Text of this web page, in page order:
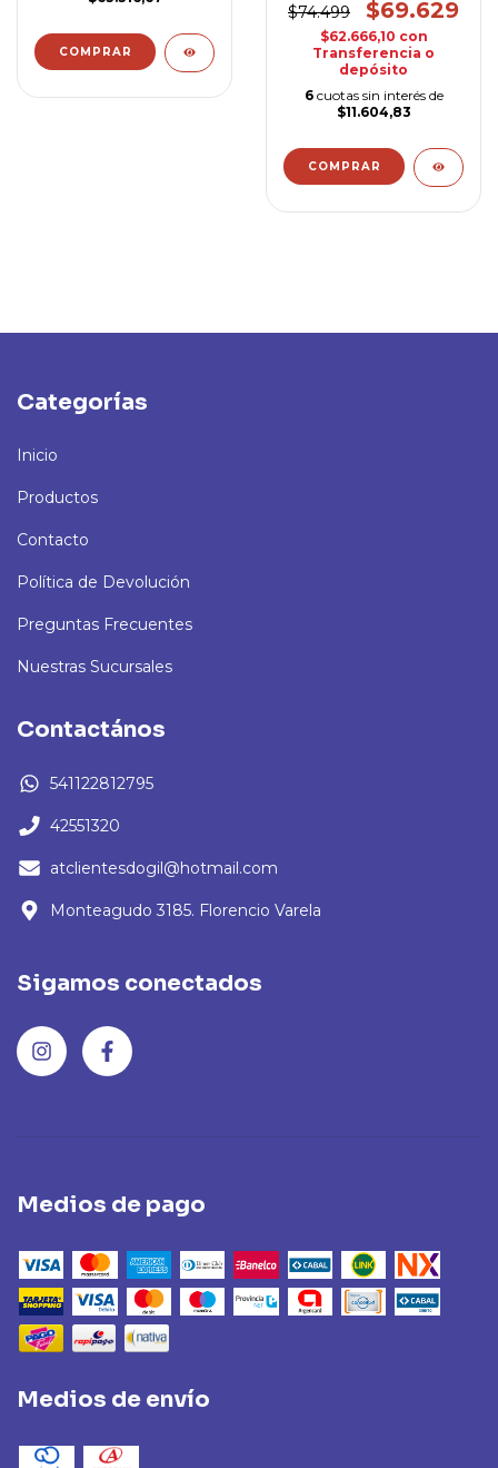
$74.499
$69.629
$62.666,10 con
Transferencia o
depósito
6 cuotas sin interés de
$11.604,83
Categorías
Inicio
Productos
Contacto
Política de Devolución
Preguntas Frecuentes
Nuestras Sucursales
Contactános
541122812795
42551320
atclientesdogil@hotmail.com
Monteagudo 3185. Florencio Varela
Sigamos conectados
Medios de pago
Medios de envío